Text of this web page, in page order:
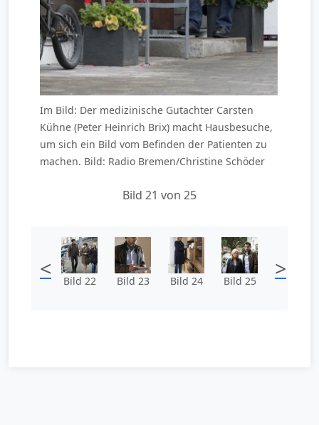
Im Bild: Der medizinische Gutachter Carsten
Kühne (Peter Heinrich Brix) macht Hausbesuche,
um sich ein Bild vom Befinden der Patienten zu
machen. Bild: Radio Bremen/Christine Schöder
Bild 21 von 25
< Bild 22 Bild 23 Bild 24 Bild 25 >